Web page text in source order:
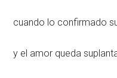
cuando lo confirmado
y el amor queda